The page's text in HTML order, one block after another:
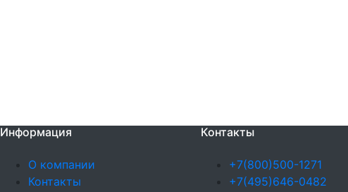
Информация
О компании
Контакты
Контакты
+7(800)500-1271
+7(495)646-0482